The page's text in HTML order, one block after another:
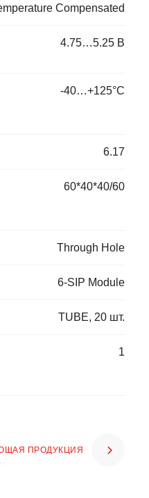
Compensated
4.75…5.25 В
-40…+125°C
6.17
60*40*40/60
Through Hole
6-SIP Module
TUBE, 20 шт.
1
ПРОДУКЦИЯ